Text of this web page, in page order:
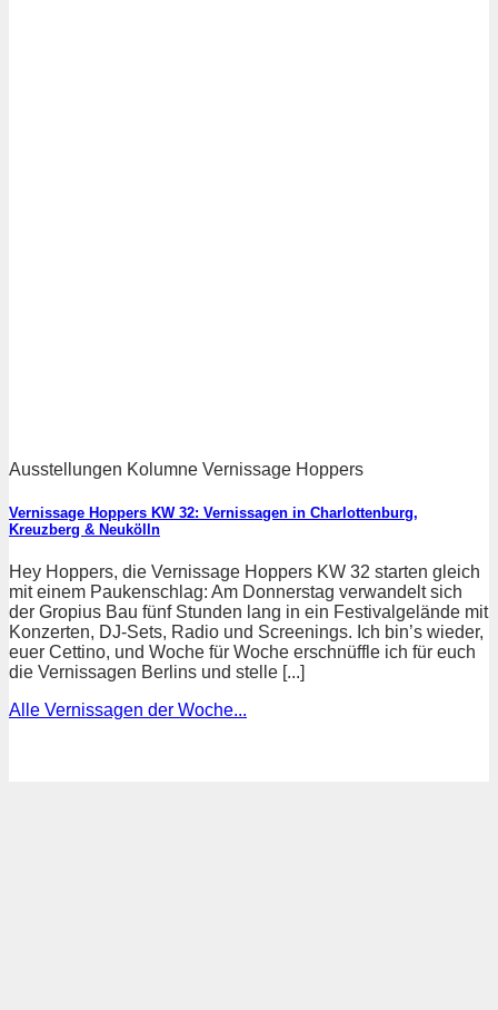
Ausstellungen Kolumne Vernissage Hoppers
Vernissage Hoppers KW 32: Vernissagen in Charlottenburg,
Kreuzberg & Neukölln
Hey Hoppers, die Vernissage Hoppers KW 32 starten gleich
mit einem Paukenschlag: Am Donnerstag verwandelt sich
der Gropius Bau fünf Stunden lang in ein Festivalgelände mit
Konzerten, DJ-Sets, Radio und Screenings. Ich bin’s wieder,
euer Cettino, und Woche für Woche erschnüffle ich für euch
die Vernissagen Berlins und stelle [...]
Alle Vernissagen der Woche...